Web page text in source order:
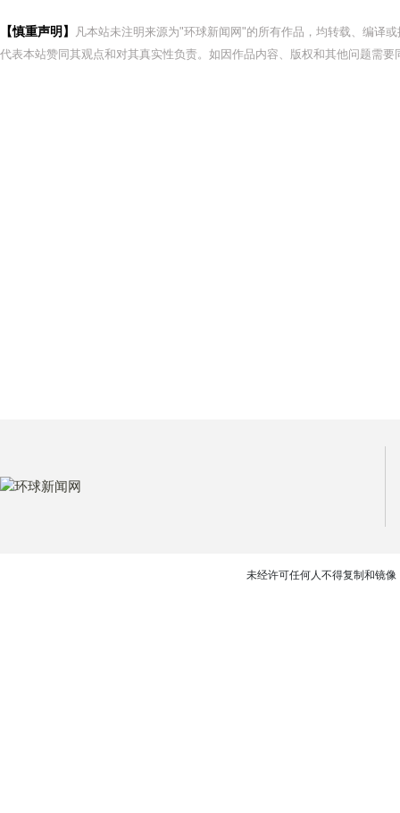
【慎重声明】
凡本站未注明来源为"环球新闻网"的所有作品，均转载、编译
代表本站赞同其观点和对其真实性负责。如因作品内容、版权和其他问题需
未经许可任何人不得复制和镜